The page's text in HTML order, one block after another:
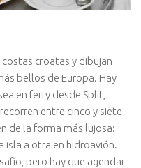
croatas y dibujan
bellos de Europa. Hay
en ferry desde Split,
entre cinco y siete
de la forma más lujosa:
isla a otra en hidroavión.
pero hay que agendar